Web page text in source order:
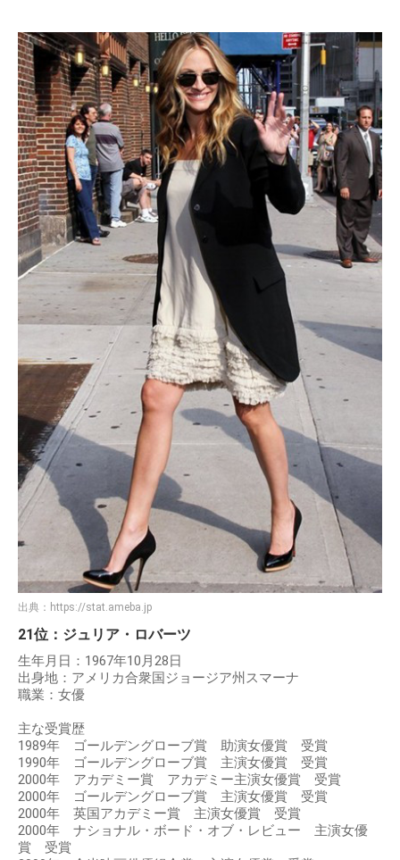
出典： https://stat.ameba.jp
21位：ジュリア・ロバーツ
生年月日：1967年10月28日
出身地：アメリカ合衆国ジョージア州スマーナ
職業：女優
主な受賞歴
1989年 ゴールデングローブ賞 助演女優賞 受賞
1990年 ゴールデングローブ賞 主演女優賞 受賞
2000年 アカデミー賞 アカデミー主演女優賞 受賞
2000年 ゴールデングローブ賞 主演女優賞 受賞
2000年 英国アカデミー賞 主演女優賞 受賞
2000年 ナショナル・ボード・オブ・レビュー 主演女優
賞 受賞